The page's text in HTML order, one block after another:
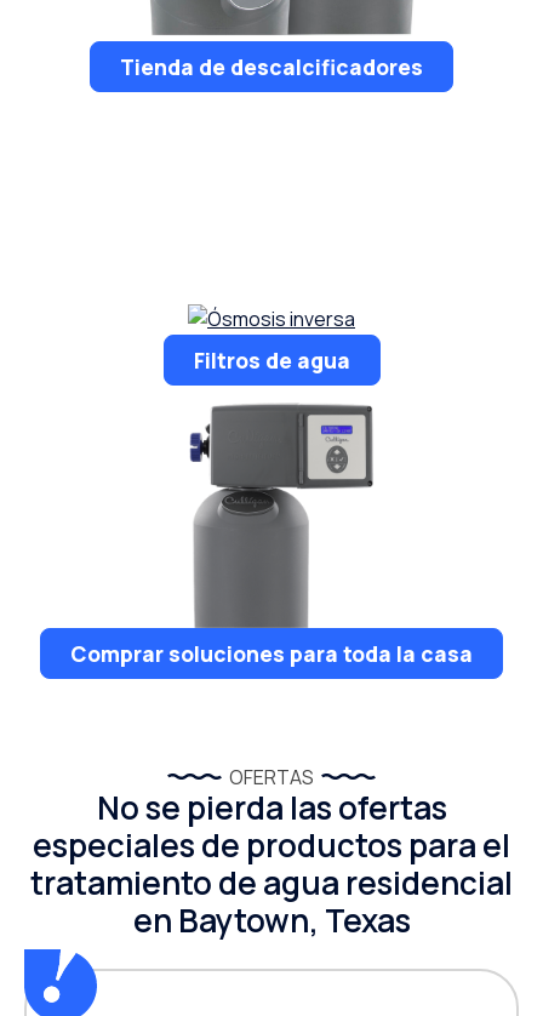
Tienda de descalcificadores
Filtros de agua
Comprar soluciones para toda la casa
OFERTAS
No se pierda las ofertas
especiales de productos para el
tratamiento de agua residencial
en Baytown, Texas